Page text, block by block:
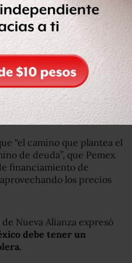
sienten cuando ven a la
Romero Deschamps) que
el mundo en jet privado?”
“el camino que plantea el
de deuda”, que Pemex
financiamiento de
los precios
de Nueva Alianza expresó
debe tener un